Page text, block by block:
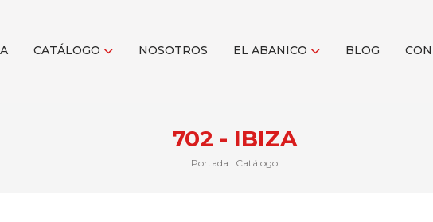
CATÁLOGO NOSOTROS EL ABANICO BLOG
702 - IBIZA
Portada | Catálogo